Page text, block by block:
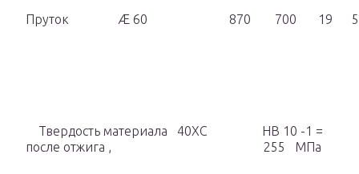
Пруток Æ 60 870 700 19
Твердость материала 40ХС
после отжига ,
HB 10 -1 =
255 МПа